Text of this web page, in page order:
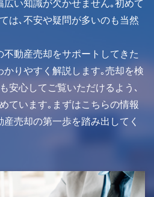
い知識が欠かせません｡初めて
は､不安や疑問が多いのも当然
不動産売却をサポートしてきた
かりやすく解説します｡売却を検
安心してご覧いただけるよう､
ています｡まずはこちらの情報
売却の第一歩を踏み出してく